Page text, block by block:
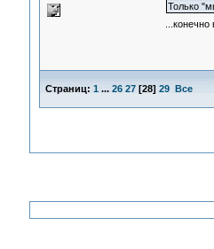
Только
Страниц: 1 ... 26 27[28] 29 Все